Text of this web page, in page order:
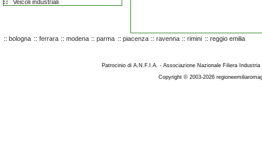
Veicoli industriali
:: bologna :: ferrara :: modena :: parma :: piacenza :: ravenna :: rimini :: reggio emilia
Patrocinio di A.N.F.I.A. - Associazione Nazionale Filiera
Copyright © 2003-2026